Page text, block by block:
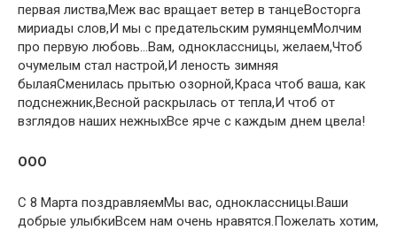
первая листва,Меж вас вращает ветер в танцеВосторга
мириады слов,И мы с предательским румянцемМолчим
про первую любовь…Вам, одноклассницы, желаем,Чтоб
очумелым стал настрой,И леность зимняя
былаяСменилась прытью озорной,Краса чтоб ваша, как
подснежник,Весной раскрылась от тепла,И чтоб от
взглядов наших нежныхВсе ярче с каждым днем цвела!
OOO
С 8 Марта поздравляемМы вас, одноклассницы.Ваши
добрые улыбкиВсем нам очень нравятся.Пожелать хотим,